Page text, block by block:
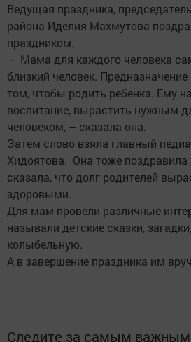
Ведущая праздника,
района Иделия Махмутова
праздником.
– Мама для каждого человека
близкий человек.
том, чтобы родить ребенка. Ему
воспитание, вырастить нужным
человеком, – сказала она.
Затем слово взяла главный
Хидоятова. Она тоже поздравила
сказала, что долг родителей
здоровыми.
Для мам провели различные
называли детские сказки,
колыбельную.
А в завершение праздника им
Следите за самым